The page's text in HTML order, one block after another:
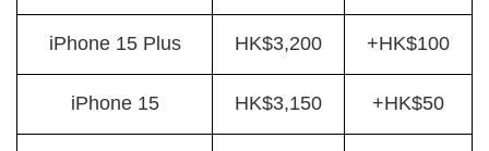
iPhone 15 Plus HK$3,200 +HK$100
iPhone 15 HK$3,150 +HK$50